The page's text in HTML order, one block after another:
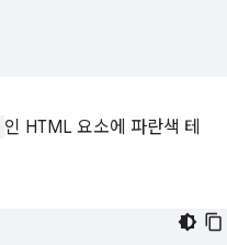
인 HTML 요소에 파란색 테